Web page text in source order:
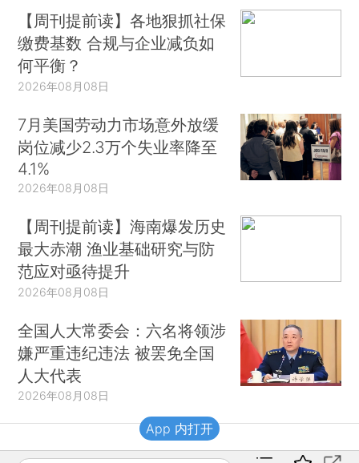
【周刊提前读】各地狠抓社保
缴费基数 合规与企业减负如
何平衡？
2026年08月08日
7月美国劳动力市场意外放缓
岗位减少2.3万个失业率降至
4.1%
2026年08月08日
【周刊提前读】海南爆发历史
最大赤潮 渔业基础研究与防
范应对亟待提升
2026年08月08日
全国人大常委会：六名将领涉
嫌严重违纪违法 被罢免全国
人大代表
2026年08月08日
App 内打开